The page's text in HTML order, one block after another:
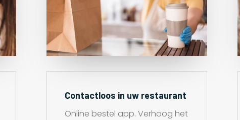
Contactloos in uw restaurant
Online bestel app. Verhoog het